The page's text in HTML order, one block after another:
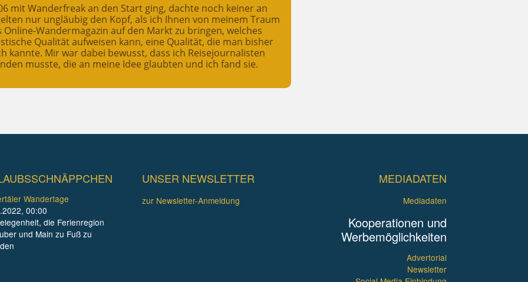
mit Wanderfreak an den Start ging, dachte noch keiner an
nur ungläubig den Kopf, als ich Ihnen von meinem Traum
Wandermagazin auf den Markt zu bringen, welches
Qualität aufweisen kann, eine Qualität, die man bisher
kannte. Mir war dabei bewusst, dass ich Reisejournalisten
musste, die an meine Idee glaubten und ich fand sie.
Wandertage
00:00
die Ferienregion
und Main zu Fuß zu
UNSER NEWSLETTER
zur Newsletter-Anmeldung
MEDIADATEN
Mediadaten
Kooperationen und
Werbemöglichkeiten
Advertorial
Newsletter